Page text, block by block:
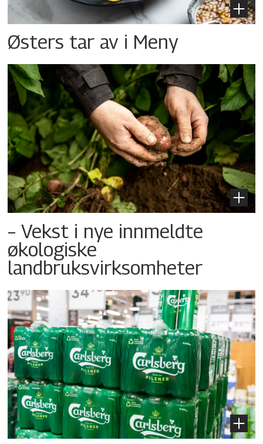
Østers tar av i Meny
– Vekst i nye innmeldte
økologiske
landbruksvirksomheter